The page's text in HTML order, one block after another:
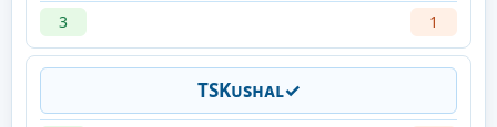
3 1
TSKᴜsʜᴀʟ✓